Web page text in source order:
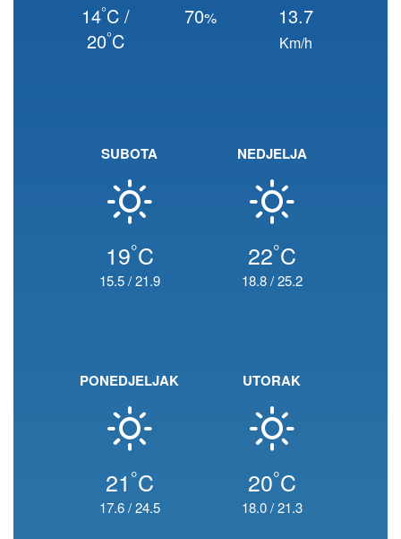
14°C /
20°C
70% 13.7
Km/h
SUBOTA
19°C
15.5/21.9
NEDJELJA
22°C
18.8/25.2
PONEDJELJAK
21 °C
17.6/24.5
UTORAK
20°C
18.0/21.3